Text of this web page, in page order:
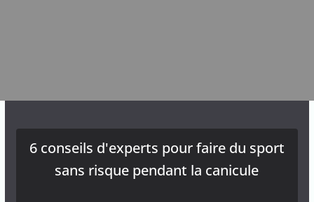
6 conseils d'experts pour faire du sport
sans risque pendant la canicule